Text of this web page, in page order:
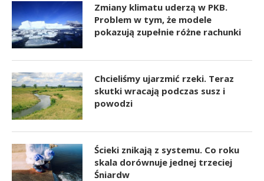
Zmiany klimatu uderzą w PKB.
Problem w tym, że modele
pokazują zupełnie różne rachunki
Chcieliśmy ujarzmić rzeki. Teraz
skutki wracają podczas susz i
powodzi
Ścieki znikają z systemu. Co roku
skala dorównuje jednej trzeciej
Śniardw